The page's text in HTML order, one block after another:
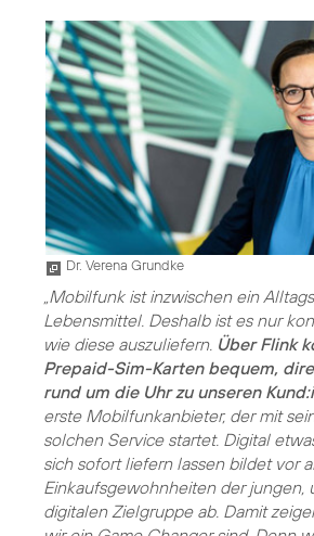
Dr. Verena Grundke
„Mobilfunk ist inzwischen ein
Lebensmittel. Deshalb ist es nur
wie diese auszuliefern. Über Flink
Prepaid-Sim-Karten bequem,
rund um die Uhr zu unseren
erste Mobilfunkanbieter, der mit
solchen Service startet. Digital
sich sofort liefern lassen bildet vor
Einkaufsgewohnheiten der jungen,
digitalen Zielgruppe ab. Damit